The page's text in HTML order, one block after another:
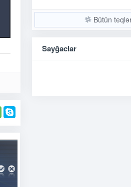
Bütün
Sayğaclar